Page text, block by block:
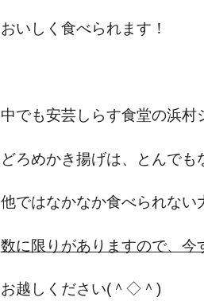
おいしく食べられます！
中でも安芸しらす食堂の浜村
どろめかき揚げは、とんでも
他ではなかなか食べられない
数に限りがありますので、今
お越しください(＾◇＾)